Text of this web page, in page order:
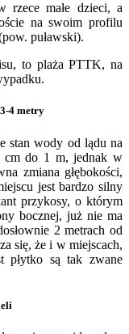
rzece małe dzieci, a
na swoim profilu
puławski).
to plaża PTTK, na
4 metry
stan wody od lądu na
cm do 1 m, jednak w
zmiana głębokości,
jest bardzo silny
przykosy, o którym
bocznej, już nie ma
2 metrach od
się, że i w miejscach,
płytko są tak zwane